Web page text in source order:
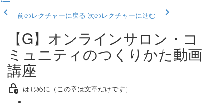
前のレクチャーに戻る 次のレクチャーに進む
【G】オンラインサロン・コ
ミュニティのつくりかた動画
講座
はじめに（この章は文章だけです）